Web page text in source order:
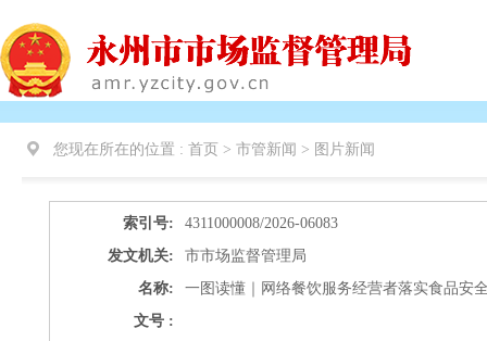
您现在所在的位置 : 首页 > 市管新闻 > 图片新闻
索引号:
4311000008/2026-06083
发文机关:
市市场监督管理局
名称:
一图读懂｜网络餐饮服务经营者落实食品安
文号 :